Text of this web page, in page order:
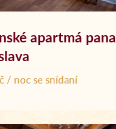
apartmá pana
/ noc se snídaní